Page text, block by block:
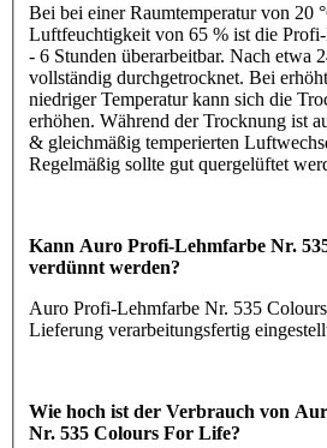
Bei bei einer Raumtemperatur von 20
Luftfeuchtigkeit von 65 % ist die
- 6 Stunden überarbeitbar. Nach etwa
vollständig durchgetrocknet. Bei
niedriger Temperatur kann sich die
erhöhen. Während der Trocknung ist
& gleichmäßig temperierten
Regelmäßig sollte gut quergelüftet
Kann Auro Profi-Lehmfarbe Nr.
verdünnt werden?
Auro Profi-Lehmfarbe Nr. 535
Lieferung verarbeitungsfertig
Wie hoch ist der Verbrauch von
Nr. 535 Colours For Life?